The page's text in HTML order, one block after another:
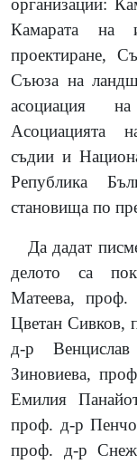
организации:
Камарата на
проектиране,
Съюза на
асоциация на
Асоциацията
съдии и
Република
становища по
Да дадат
делото са
Матеева,
Цветан Сивков,
д-р
Зиновиева,
Емилия
проф. д-р
проф. д-р